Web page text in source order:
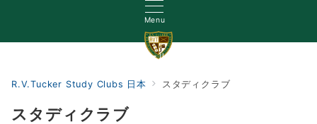
Menu
なぜゴールド(金)？
R.V.Tucker Study Clubs 日本 スタディクラブ
スタディクラブ